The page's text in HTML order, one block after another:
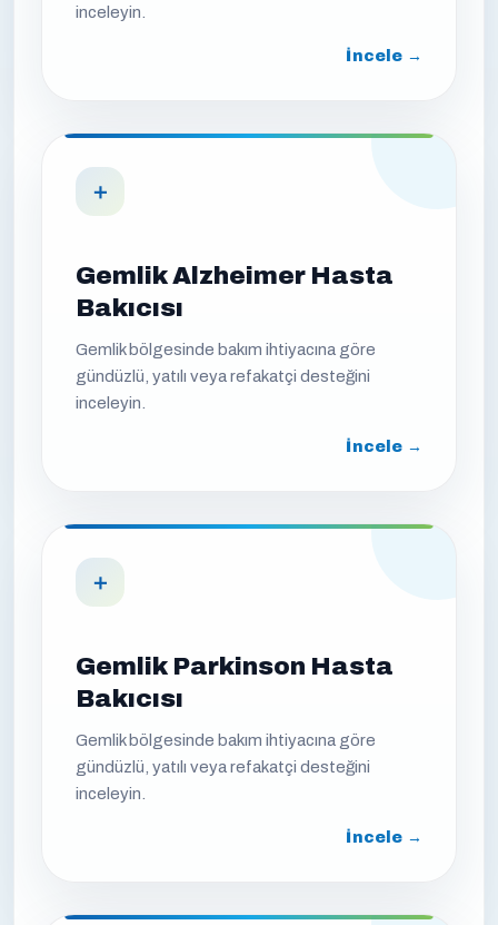
inceleyin.
İncele →
＋
Gemlik Alzheimer Hasta
Bakıcısı
Gemlik bölgesinde bakım ihtiyacına göre
gündüzlü, yatılı veya refakatçi desteğini
inceleyin.
İncele →
＋
Gemlik Parkinson Hasta
Bakıcısı
Gemlik bölgesinde bakım ihtiyacına göre
gündüzlü, yatılı veya refakatçi desteğini
inceleyin.
İncele →